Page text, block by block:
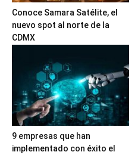
Conoce Samara Satélite, el
nuevo spot al norte de la
CDMX
9 empresas que han
implementado con éxito el